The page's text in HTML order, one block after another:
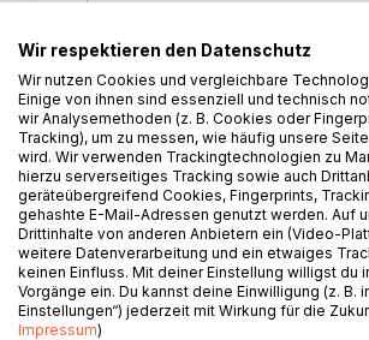
Der Zirkus Nüke-Nake ist
besonderer Zirkus, den
ein lachendes Pferd, einen
Murphy, der Dackeljunge
dem Schwanz Ringe, die
Emma zanken sich. Dabei
kann. Deshalb verlassen
Dackeln und befreien sie
WEITERE
Wir respektieren den Datenschutz
Wir nutzen Cookies und vergleichbare
Einige von ihnen sind essenziell und technisch
wir Analysemethoden (z. B. Cookies oder
Tracking), um zu messen, wie häufig unsere
wird. Wir verwenden Trackingtechnologien zu
hierzu serverseitiges Tracking sowie auch
geräteübergreifend Cookies, Fingerprints,
gehashte E-Mail-Adressen genutzt werden. Auf
Drittinhalte von anderen Anbietern ein (Video-
weitere Datenverarbeitung und ein etwaiges
keinen Einfluss. Mit deiner Einstellung willigst du
Vorgänge ein. Du kannst deine Einwilligung (z. B.
Einstellungen“) jederzeit mit Wirkung für die
Impressum)